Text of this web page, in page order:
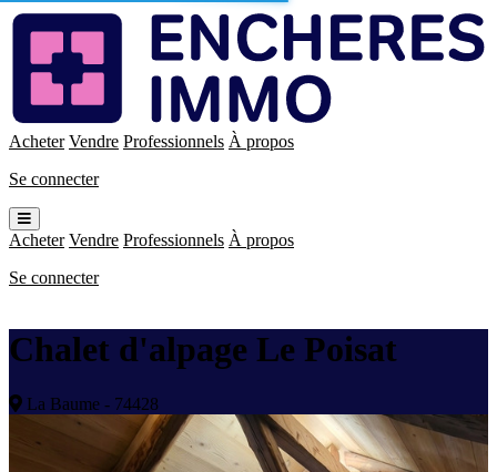
Enchères
Immo
Acheter Vendre Professionnels À propos
Se connecter
Ouvrir
le
menu
Acheter Vendre Professionnels À propos
Se connecter
Chalet d'alpage Le Poisat
La Baume - 74428